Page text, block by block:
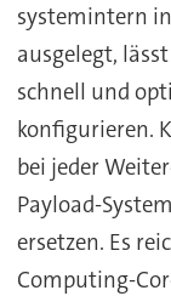
systemintern
ausgelegt,
schnell und
konfigurieren.
bei jeder
Payload-
ersetzen. Es
Computing-